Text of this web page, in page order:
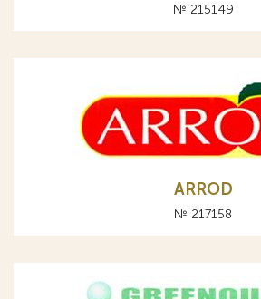
№ 215149
ARROD
№ 217158